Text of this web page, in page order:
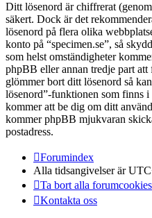
Ditt lösenord är chiffrerat
säkert. Dock är det
lösenord på flera olika
konto på “specimen.se”, så
som helst omständigheter
phpBB eller annan tredje part
glömmer bort ditt lösenord så
lösenord”-funktionen som finns
kommer att be dig om ditt
kommer phpBB mjukvaran
postadress.
Forumindex
Alla tidsangivelser är
Ta bort alla forumcookies
Kontakta oss